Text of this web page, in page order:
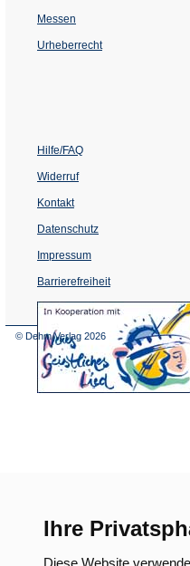
Ihre
Diese Website
Messen
Urheberrecht
Hilfe/FAQ
Widerruf
Kontakt
Datenschutz
Impressum
Barrierefreiheit
© Dehm Verlag 2026